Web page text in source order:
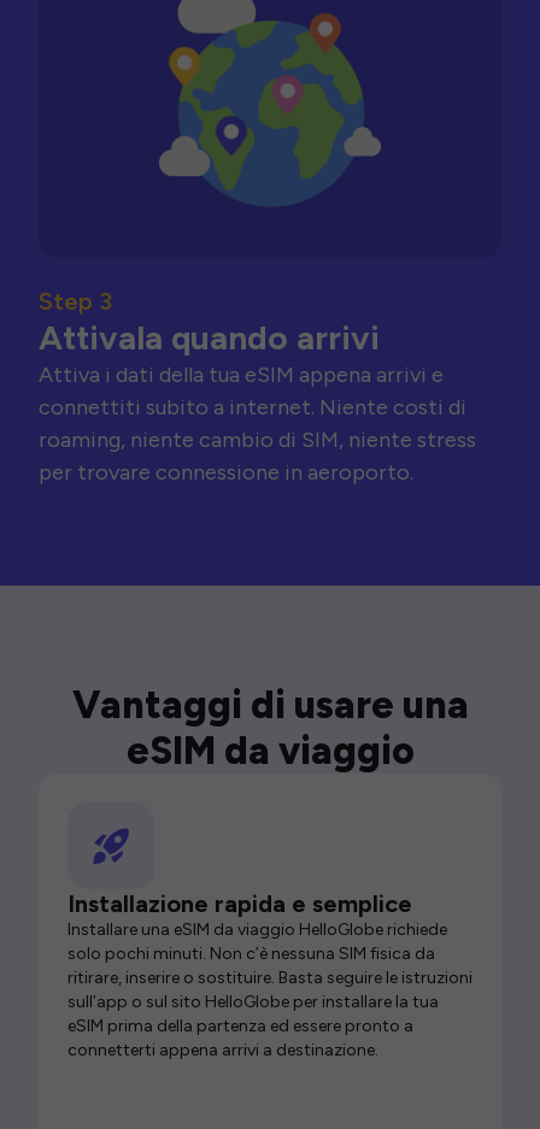
Step 3
Attivala quando arrivi
Attiva i dati della tua eSIM appena arrivi e
connettiti subito a internet. Niente costi di
roaming, niente cambio di SIM, niente stress
per trovare connessione in aeroporto.
Vantaggi di usare una
eSIM da viaggio
Installazione rapida e semplice
Installare una eSIM da viaggio HelloGlobe richiede
solo pochi minuti. Non c’è nessuna SIM fisica da
ritirare, inserire o sostituire. Basta seguire le istruzioni
sull’app o sul sito HelloGlobe per installare la tua
eSIM prima della partenza ed essere pronto a
connetterti appena arrivi a destinazione.